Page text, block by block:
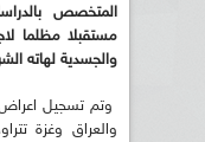
المتخصص
مستقبلا مظلما
والجسدية لهاته
وتم تسجيل
والعراق وغزة